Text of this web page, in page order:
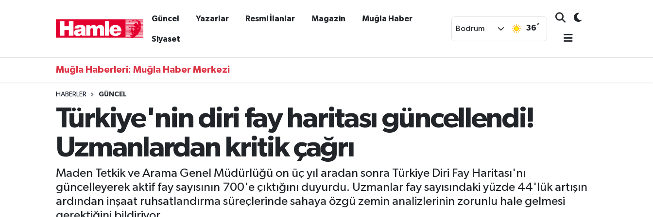
Güncel Yazarlar Resmi İlanlar Magazin Muğla Haber
Siyaset
Bodrum 36°
Muğla Haberleri: Muğla Haber Merkezi
HABERLER GÜNCEL
Türkiye'nin diri fay haritası güncellendi!
Uzmanlardan kritik çağrı
Maden Tetkik ve Arama Genel Müdürlüğü on üç yıl aradan sonra Türkiye Diri Fay Haritası'nı
güncelleyerek aktif fay sayısının 700'e çıktığını duyurdu. Uzmanlar fay sayısındaki yüzde 44'lük artışın
ardından inşaat ruhsatlandırma süreçlerinde sahaya özgü zemin analizlerinin zorunlu hale gelmesi
Magazin
Muğla Haber
Muğla Nöbetçi Eczaneler
Muğla Trafik Yoğunluk Haritası
Süper Lig Puan Durumu ve Fikstür
Son Dakika Haberleri